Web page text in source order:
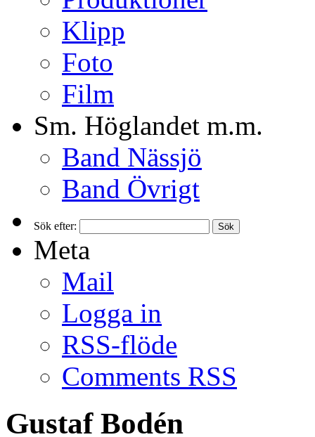
Klipp
Foto
Film
Sm. Höglandet m.m.
Band Nässjö
Band Övrigt
Sök efter:
Meta
Mail
Logga in
RSS-flöde
Comments RSS
Gustaf Bodén